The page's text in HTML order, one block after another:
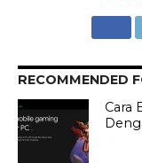
RECOMMENDED
Cara